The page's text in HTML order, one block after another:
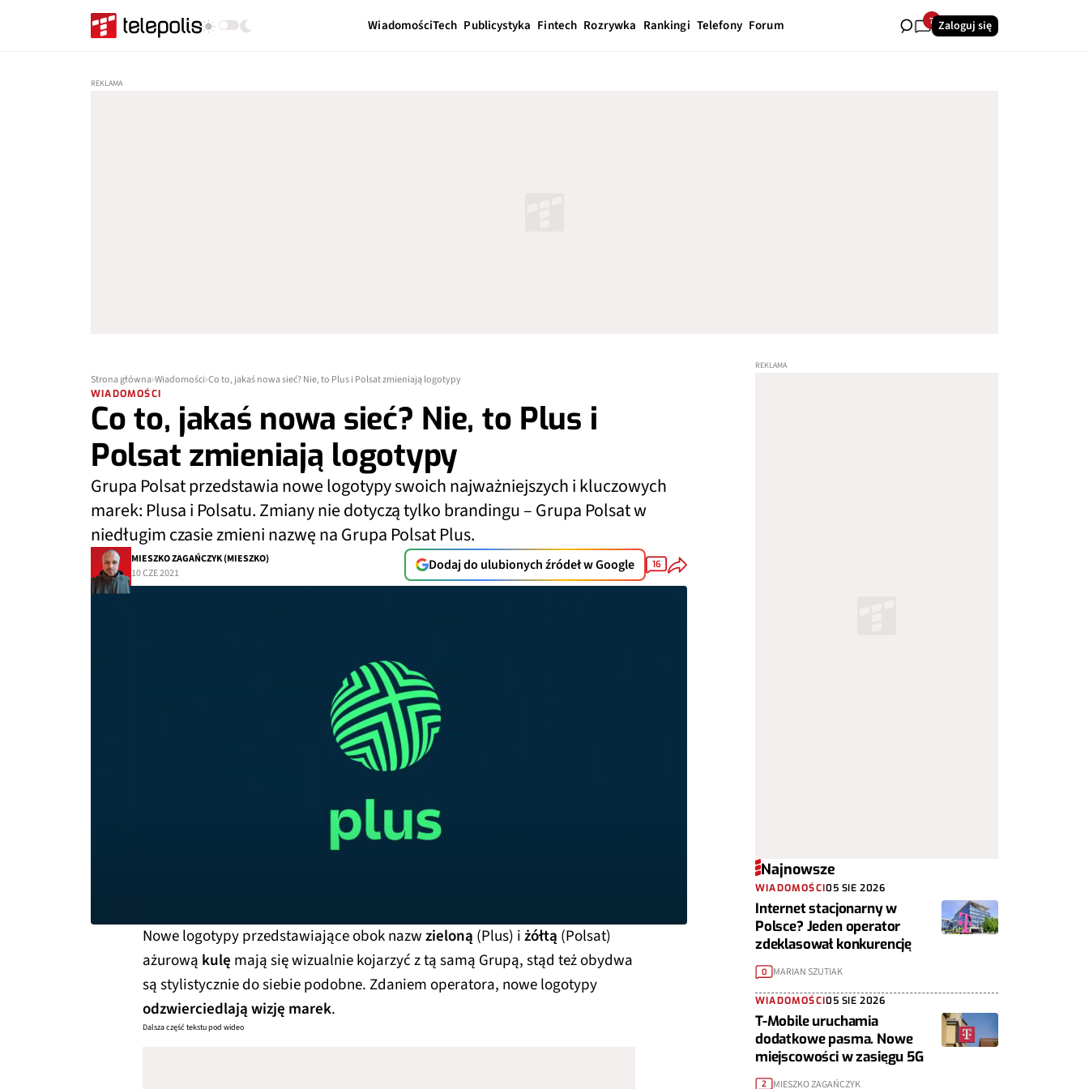
WiadomościTech Publicystyka Fintech Rozrywka Rankingi Telefony Forum 7 Zaloguj się
Strona główna Wiadomości Co to, jakaś nowa sieć? Nie, to Plus i Polsat zmieniają logotypy
WIADOMOŚCI
Co to, jakaś nowa sieć? Nie, to Plus i
Polsat zmieniają logotypy
Grupa Polsat przedstawia nowe logotypy swoich najważniejszych i kluczowych
marek: Plusa i Polsatu. Zmiany nie dotyczą tylko brandingu – Grupa Polsat w
niedługim czasie zmieni nazwę na Grupa Polsat Plus.
MIESZKO ZAGAŃCZYK (MIESZKO)
10 CZE 2021
Dodaj do ulubionych źródeł w Google 16
Nowe logotypy przedstawiające obok nazwzieloną (Plus) iżółtą (Polsat)
ażurową kulę mają się wizualnie kojarzyć z tą samą Grupą, stąd też obydwa
są stylistycznie do siebie podobne. Zdaniem operatora, nowe logotypy
odzwierciedlają wizję marek.
Dalsza część tekstu pod wideo
Najnowsze
WIADOMOŚCI05 SIE 2026
Internet stacjonarny w
Polsce? Jeden operator
zdeklasował konkurencję
0 MARIAN SZUTIAK
WIADOMOŚCI05 SIE 2026
T-Mobile uruchamia
dodatkowe pasma. Nowe
miejscowości w zasięgu 5G
2 MIESZKO ZAGAŃCZYK